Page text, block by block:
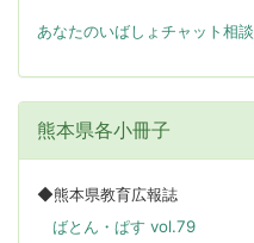
あなたのいばしょチャット相談
熊本県各小冊子
◆熊本県教育広報誌
ばとん・ぱす vol.79